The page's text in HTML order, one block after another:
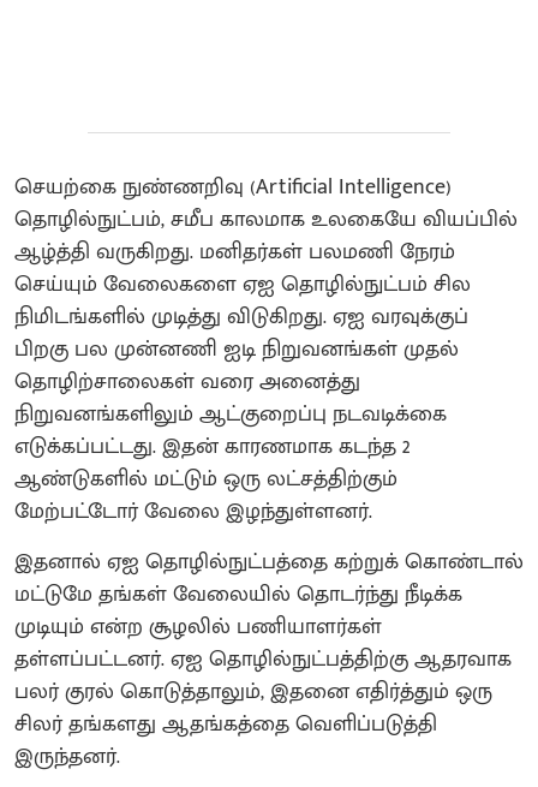
செயற்கை நுண்ணறிவு (Artificial Intelligence)
தொழில்நுட்பம், சமீப காலமாக உலகையே வியப்பில்
ஆழ்த்தி வருகிறது. மனிதர்கள் பலமணி நேரம்
செய்யும் வேலைகளை ஏஐ தொழில்நுட்பம் சில
நிமிடங்களில் முடித்து விடுகிறது. ஏஐ வரவுக்குப்
பிறகு பல முன்னணி ஐடி நிறுவனங்கள் முதல்
தொழிற்சாலைகள் வரை அனைத்து
நிறுவனங்களிலும் ஆட்குறைப்பு நடவடிக்கை
எடுக்கப்பட்டது. இதன் காரணமாக கடந்த 2
ஆண்டுகளில் மட்டும் ஒரு லட்சத்திற்கும்
மேற்பட்டோர் வேலை இழந்துள்ளனர்.
இதனால் ஏஐ தொழில்நுட்பத்தை கற்றுக் கொண்டால்
மட்டுமே தங்கள் வேலையில் தொடர்ந்து நீடிக்க
முடியும் என்ற சூழலில் பணியாளர்கள்
தள்ளப்பட்டனர். ஏஐ தொழில்நுட்பத்திற்கு ஆதரவாக
பலர் குரல் கொடுத்தாலும், இதனை எதிர்த்தும் ஒரு
சிலர் தங்களது ஆதங்கத்தை வெளிப்படுத்தி
இருந்தனர்.